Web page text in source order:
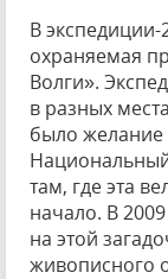
В
охраняемая
Волги».
в разных
было желание
там, где эта
начало. В
на этой
живописного